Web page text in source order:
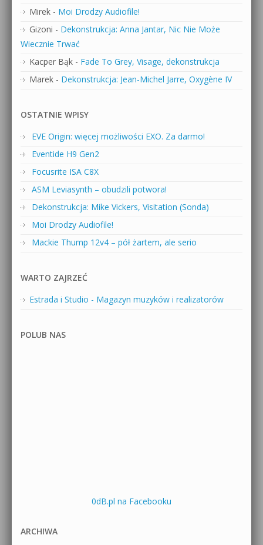
Mirek - Moi Drodzy Audiofile!
Gizoni - Dekonstrukcja: Anna Jantar, Nic Nie Może
Wiecznie Trwać
Kacper Bąk - Fade To Grey, Visage, dekonstrukcja
Marek - Dekonstrukcja: Jean-Michel Jarre, Oxygène IV
OSTATNIE WPISY
EVE Origin: więcej możliwości EXO. Za darmo!
Eventide H9 Gen2
Focusrite ISA C8X
ASM Leviasynth – obudzili potwora!
Dekonstrukcja: Mike Vickers, Visitation (Sonda)
Moi Drodzy Audiofile!
Mackie Thump 12v4 – pół żartem, ale serio
WARTO ZAJRZEĆ
Estrada i Studio - Magazyn muzyków i realizatorów
POLUB NAS
0dB.pl na Facebooku
ARCHIWA